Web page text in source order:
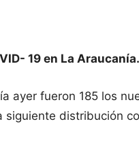
19 en La Araucanía.
ayer fueron 185 los
distribución